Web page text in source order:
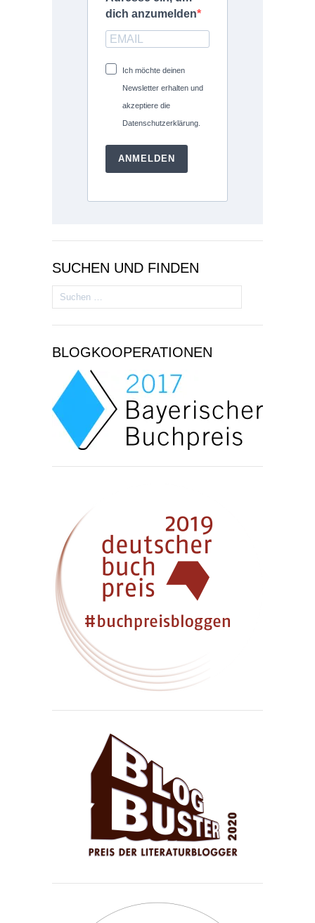
dich anzumelden
Ich möchte deinen
Newsletter erhalten und
akzeptiere die
Datenschutzerklärung.
ANMELDEN
SUCHEN UND FINDEN
Suchen
nach:
BLOGKOOPERATIONEN